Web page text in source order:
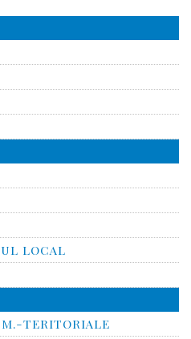
LOCAL
TERITORIALE